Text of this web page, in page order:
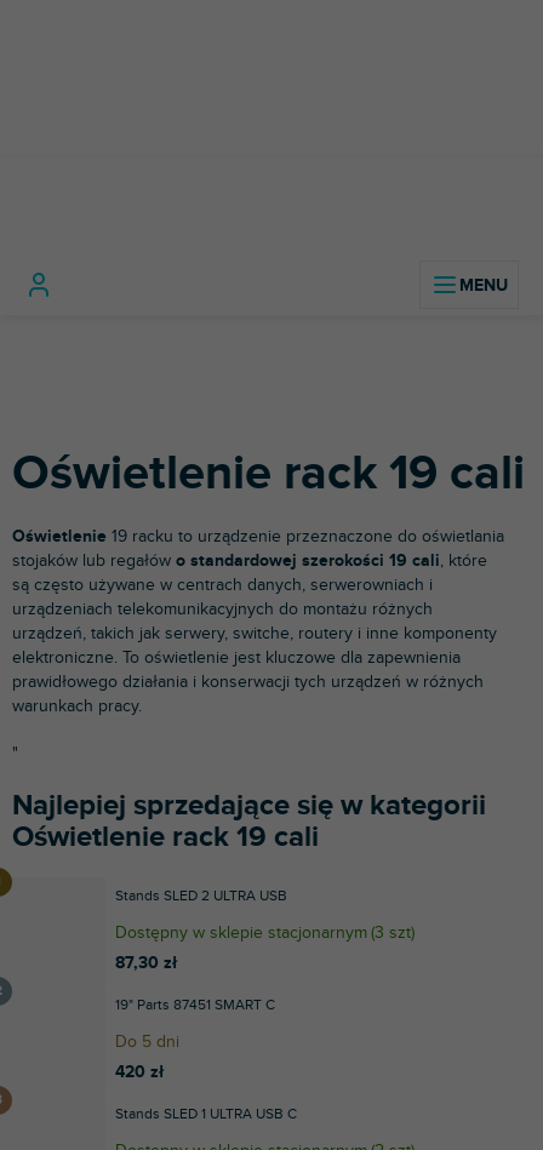
Oświetlenie rack 19 cali
Oświetlenie 19 racku to urządzenie przeznaczone do oświetlania
stojaków lub regałów o standardowej szerokości 19 cali, które
są często używane w centrach danych, serwerowniach i
urządzeniach telekomunikacyjnych do montażu różnych
urządzeń, takich jak serwery, switche, routery i inne komponenty
elektroniczne. To oświetlenie jest kluczowe dla zapewnienia
prawidłowego działania i konserwacji tych urządzeń w różnych
warunkach pracy.
"
Najlepiej sprzedające się w kategorii
Oświetlenie rack 19 cali
Stands SLED 2 ULTRA USB
Dostępny w sklepie stacjonarnym(3 szt)
87,30 zł
19" Parts 87451 SMART C
Do 5 dni
420 zł
Stands SLED 1 ULTRA USB C